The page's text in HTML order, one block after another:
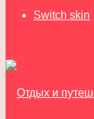
Switch skin